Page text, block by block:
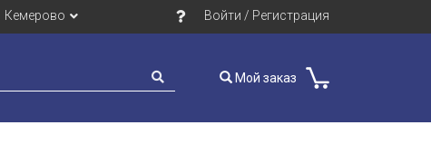
Кемерово Войти / Регистрация
Мой заказ